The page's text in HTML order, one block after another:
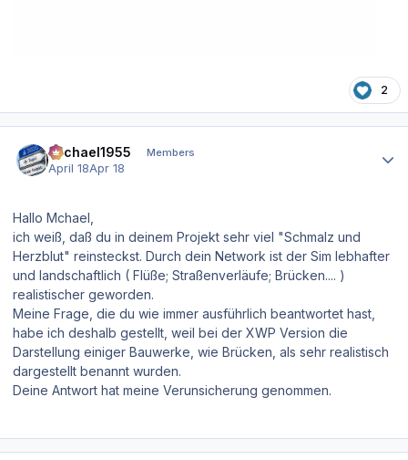
2
Michael1955 Members
April 18Apr 18
Hallo Mchael,
ich weiß, daß du in deinem Projekt sehr viel "Schmalz und
Herzblut" reinsteckst. Durch dein Network ist der Sim lebhafter
und landschaftlich ( Flüße; Straßenverläufe; Brücken.... )
realistischer geworden.
Meine Frage, die du wie immer ausführlich beantwortet hast,
habe ich deshalb gestellt, weil bei der XWP Version die
Darstellung einiger Bauwerke, wie Brücken, als sehr realistisch
dargestellt benannt wurden.
Deine Antwort hat meine Verunsicherung genommen.